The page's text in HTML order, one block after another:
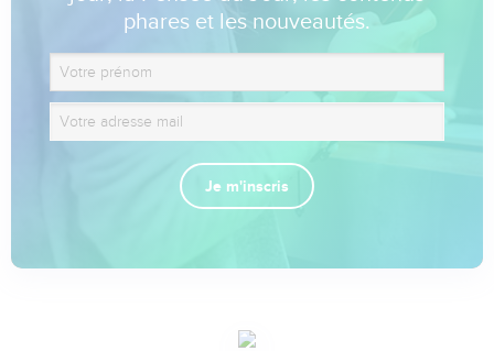
phares et les nouveautés.
Je m'inscris